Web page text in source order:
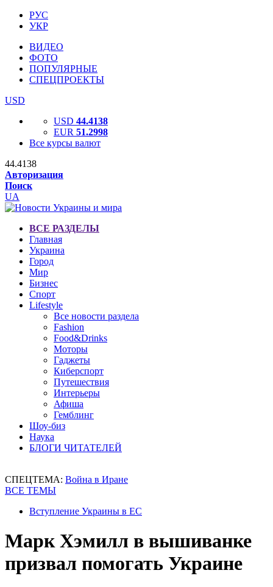
РУС
УКР
ВИДЕО
ФОТО
ПОПУЛЯРНЫЕ
СПЕЦПРОЕКТЫ
USD
USD 44.4138
EUR 51.2998
Все курсы валют
44.4138
Авторизация
Поиск
UA
ВСЕ РАЗДЕЛЫ
Главная
Украина
Город
Мир
Бизнес
Спорт
Lifestyle
Все новости раздела
Fashion
Food&Drinks
Моторы
Гаджеты
Киберспорт
Путешествия
Интерьеры
Афиша
Гемблинг
Шоу-биз
Наука
БЛОГИ ЧИТАТЕЛЕЙ
СПЕЦТЕМА: Война в Иране
ВСЕ ТЕМЫ
Вступление Украины в ЕС
Марк Хэмилл в вышиванке
призвал помогать Украине